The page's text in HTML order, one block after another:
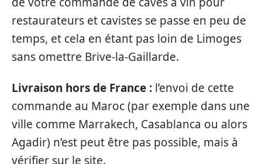
restaurateurs et cavistes se passe en peu de
temps, et cela en étant pas loin de Limoges
sans omettre Brive-la-Gaillarde.
Livraison hors de France : l’envoi de cette
commande au Maroc (par exemple dans une
ville comme Marrakech, Casablanca ou alors
Agadir) n’est peut être pas possible, mais à
vérifier sur le site.